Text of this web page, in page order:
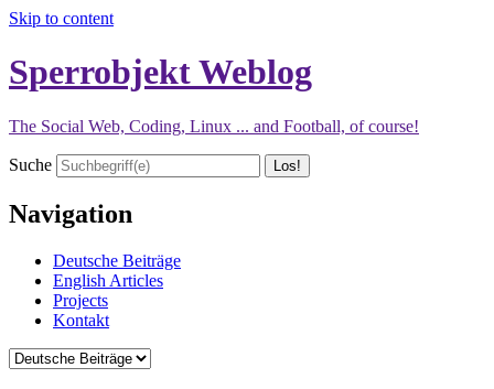
Skip to content
Sperrobjekt Weblog
The Social Web, Coding, Linux ... and Football, of course!
Suche
Navigation
Deutsche Beiträge
English Articles
Projects
Kontakt